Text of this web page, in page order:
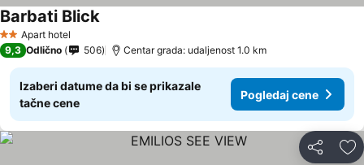
2 Zvezdice
Apart hotel
Barbati BlickPogledaj cene
9,3 Odlično 506 Centar grada: udaljenost 1.0 km
Izaberi datume da bi se prikazale
tačne cene
Pogledaj cene
Deli